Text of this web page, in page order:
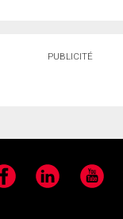
PUBLICITÉ
LinkedIn YouTube